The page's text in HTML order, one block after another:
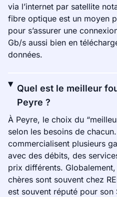
via l’internet par satellite
fibre optique est un moyen
pour s’assurer une
Gb/s aussi bien en
données.
Quel est le meilleur
Peyre ?
À Peyre, le choix du
selon les besoins de
commercialisent plusieurs
avec des débits, des
prix différents.
chères sont souvent chez
est souvent réputé pour son